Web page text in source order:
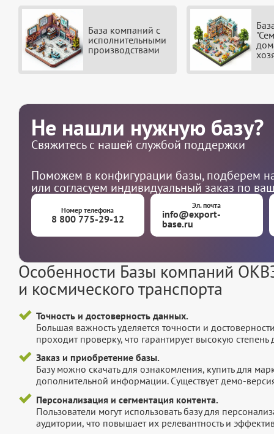
База компаний с
исполнительными
производствами
Не нашли нужную базу?
Свяжитесь с нашей службой поддержки
Поможем в конфигурации базы, подберем
или согласуем индивидуальный заказ по
Номер телефона
8 800 775-29-12
Эл. почта
info@export-
base.ru
Особенности Базы компаний
и космического транспорта
Точность и достоверность данных.
Большая важность уделяется точности и
проходит проверку, что гарантирует высокую
Заказ и приобретение базы.
Базу можно скачать для ознакомления, купить для
дополнительной информации. Существует демо-
Персонализация и сегментация контента.
Пользователи могут использовать базу для
аудитории, что повышает их релевантность и